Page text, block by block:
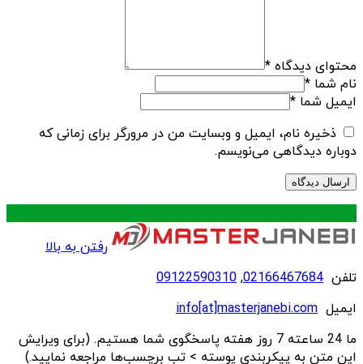
محتوای دیدگاه *
نام شما *
ایمیل شما *
ذخیره نام، ایمیل و وبسایت من در مرورگر برای زمانی که
دوباره دیدگاهی می‌نویسم.
.
رفتن به بالا
تلفن 02166467684
,
09122590310
ایمیل info[at]masterjanebi.com
ما 24 ساعته 7 روز هفته پاسخگوی شما هستیم. (برای ویرایش
این متن به پیکربندی پوسته > تب برچسب‌ها مراجعه نمایید.)